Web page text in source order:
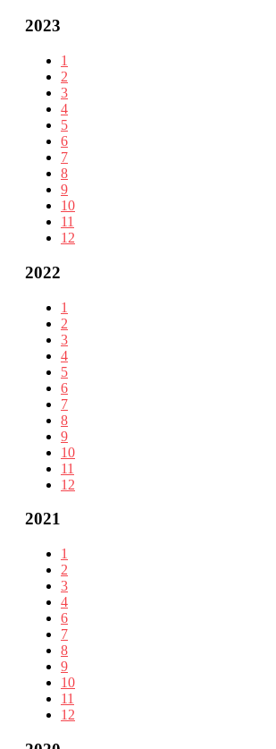
2023
1
2
3
4
5
6
7
8
9
10
11
12
2022
1
2
3
4
5
6
7
8
9
10
11
12
2021
1
2
3
4
6
7
8
9
10
11
12